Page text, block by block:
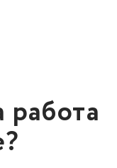
работа